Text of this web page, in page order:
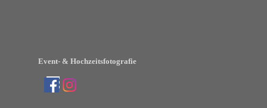
Event- & Hochzeitsfotografie
Menü überspringen